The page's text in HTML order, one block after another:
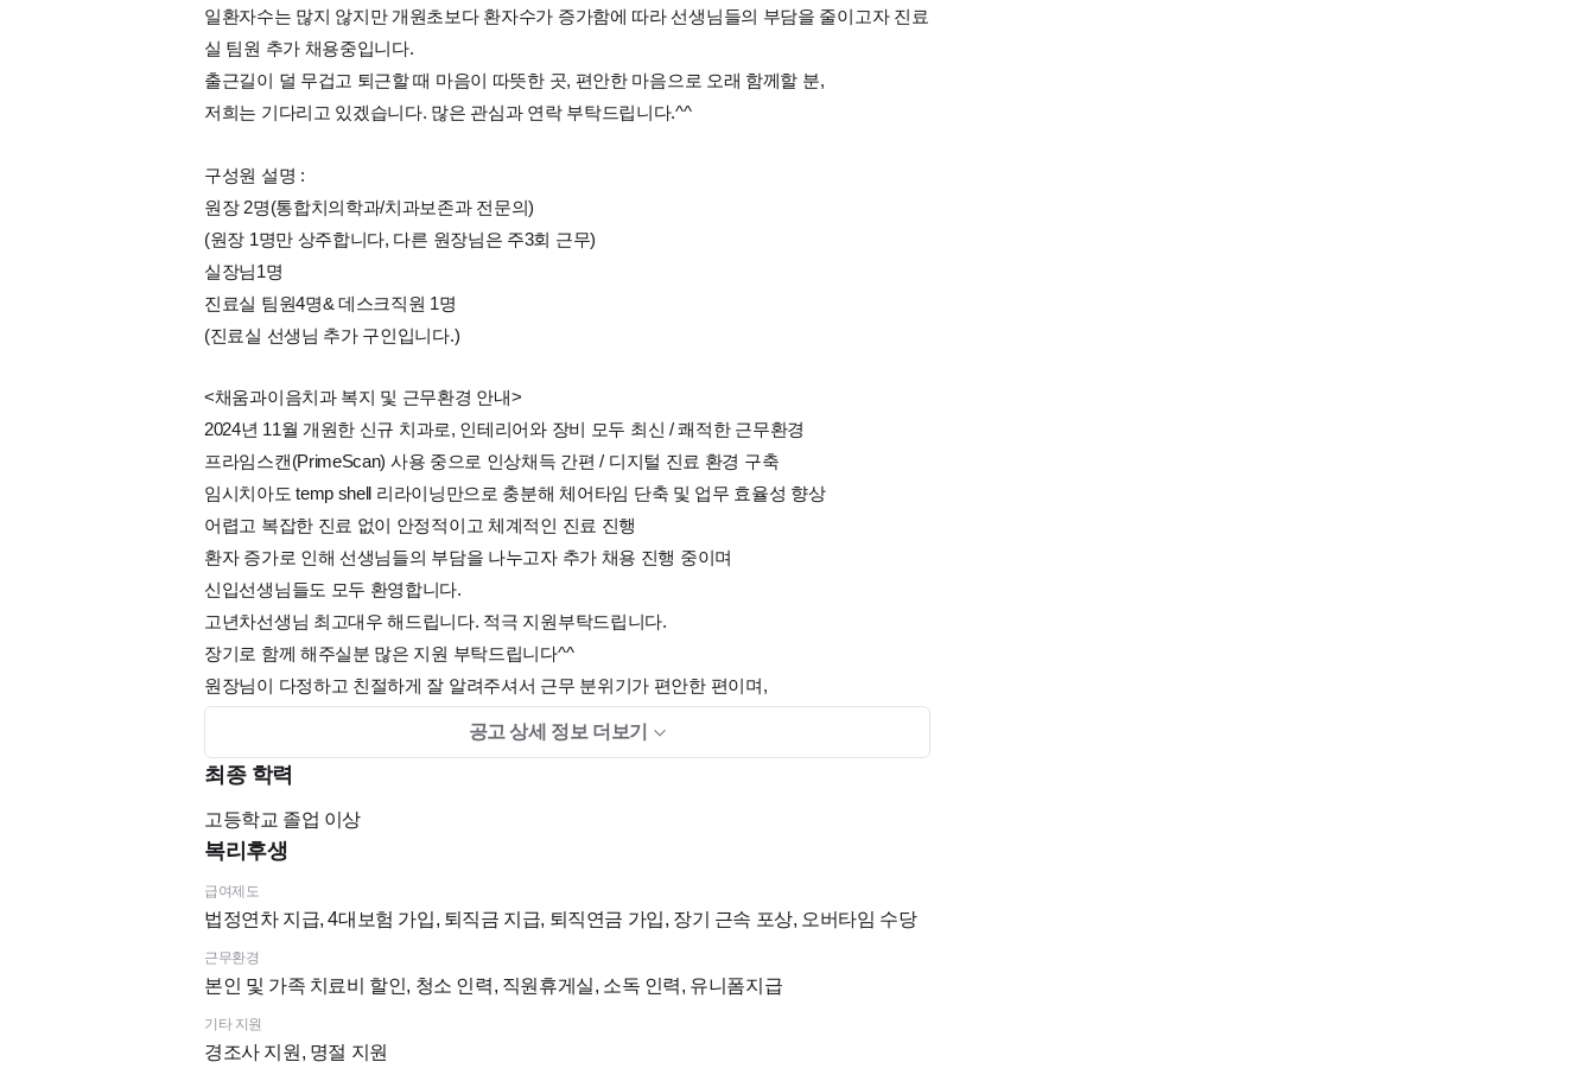
일환자수는 많지 않지만 개원초보다 환자수가 증가함에 따라 선생님들의 부담을 줄이고자 진료
실 팀원 추가 채용중입니다.
출근길이 덜 무겁고 퇴근할 때 마음이 따뜻한 곳, 편안한 마음으로 오래 함께할 분,
저희는 기다리고 있겠습니다. 많은 관심과 연락 부탁드립니다.^^
구성원 설명 :
원장 2명(통합치의학과/치과보존과 전문의)
(원장 1명만 상주합니다, 다른 원장님은 주3회 근무)
실장님1명
진료실 팀원4명& 데스크직원 1명
(진료실 선생님 추가 구인입니다.)
<채움과이음치과 복지 및 근무환경 안내>
2024년 11월 개원한 신규 치과로, 인테리어와 장비 모두 최신 / 쾌적한 근무환경
프라임스캔(PrimeScan) 사용 중으로 인상채득 간편 / 디지털 진료 환경 구축
임시치아도 temp shell 리라이닝만으로 충분해 체어타임 단축 및 업무 효율성 향상
어렵고 복잡한 진료 없이 안정적이고 체계적인 진료 진행
환자 증가로 인해 선생님들의 부담을 나누고자 추가 채용 진행 중이며
신입선생님들도 모두 환영합니다.
고년차선생님 최고대우 해드립니다. 적극 지원부탁드립니다.
장기로 함께 해주실분 많은 지원 부탁드립니다^^
원장님이 다정하고 친절하게 잘 알려주셔서 근무 분위기가 편안한 편이며,
경력은 제대로 인정받는 곳.
서로 존중하고 배려하는 분위기 속에서
오래 함께할 분을 기다립니다.
<복지 및 근무 조건 요약>
- 토요일 연차 사용 시 평일 오전 반차 사용가능
점심 식사 제공 / 병원 내 간식 및 음료 상시 구비
공고 상세 정보 더보기
최종 학력
고등학교 졸업 이상
복리후생
급여제도
법정연차 지급, 4대보험 가입, 퇴직금 지급, 퇴직연금 가입, 장기 근속 포상, 오버타임 수당
근무환경
본인 및 가족 치료비 할인, 청소 인력, 직원휴게실, 소독 인력, 유니폼지급
기타 지원
경조사 지원, 명절 지원